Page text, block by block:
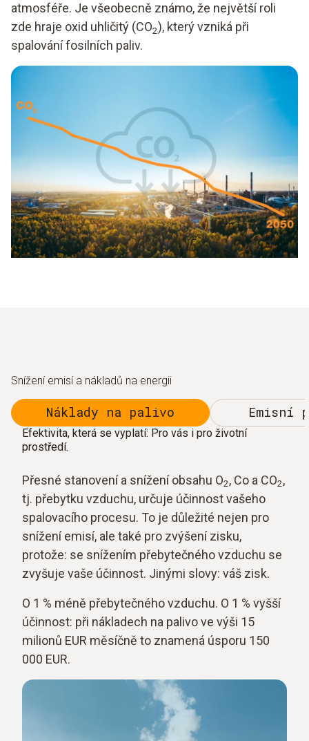
atmosféře. Je všeobecně známo, že největší roli
zde hraje oxid uhličitý (CO2), který vzniká při
spalování fosilních paliv.
Snížení emisí a nákladů na energii
Náklady na palivo Emisní
Efektivita, která se vyplatí: Pro vás i pro životní
prostředí.
Přesné stanovení a snížení obsahu O2, Co a CO2,
tj. přebytku vzduchu, určuje účinnost vašeho
spalovacího procesu. To je důležité nejen pro
snížení emisí, ale také pro zvýšení zisku,
protože: se snížením přebytečného vzduchu se
zvyšuje vaše účinnost. Jinými slovy: váš zisk.
O 1 % méně přebytečného vzduchu. O 1 % vyšší
účinnost: při nákladech na palivo ve výši 15
milionů EUR měsíčně to znamená úsporu 150
000 EUR.